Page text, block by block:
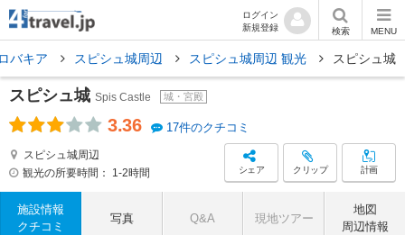
ログイン
新規登録
検索 MENU
バキア スピシュ城周辺 スピシュ城周辺 観光 スピシュ城
スピシュ城 Spis Castle 城・宮殿
3.36 17件のクチコミ
スピシュ城周辺
観光の所要時間：
1-2時間 シェア クリップ 計画
施設情報
クチコミ
写真 Q&A 現地ツアー
地図
周辺情報